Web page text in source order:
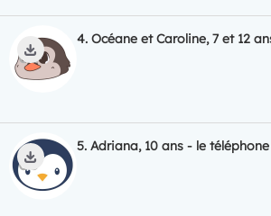
4. Océane et Caroline, 7 et 12
ECOUTER
TÉLÉCHARGER
5. Adriana, 10 ans - le téléphone
ECOUTER
TÉLÉCHARGER